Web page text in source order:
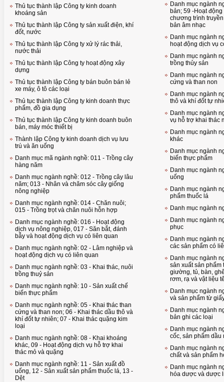
Thủ tục thành lập Công ty kinh doanh
khoáng sản
Thủ tục thành lập Công ty sản xuất điện, khí
đốt, nước
Thủ tục thành lập Công ty xử lý rác thải,
nước thải
Thủ tục thành lập Công ty hoạt động xây
dựng
Thủ tục thành lập Công ty bán buôn bán lẻ
xe máy, ô tô các loại
Thủ tục thành lập Công ty kinh doanh thực
phẩm, đồ gia dụng
Thủ tục thành lập Công ty kinh doanh buôn
bán, máy móc thiết bị
Thành lập Công ty kinh doanh dịch vụ lưu
trú và ăn uống
Danh mục mã ngành nghề: 011 - Trồng cây
hàng năm
Danh mục ngành nghề: 012 - Trồng cây lâu
năm; 013 - Nhân và chăm sóc cây giống
nông nghiệp
Danh mục ngành nghề: 014 - Chăn nuôi;
015 - Trồng trọt và chăn nuôi hỗn hợp
Danh mục ngành nghề: 016 - Hoạt động
dịch vụ nông nghiệp, 017 - Săn bắt, đánh
bẫy và hoạt động dịch vụ có liên quan
Danh mục ngành nghề: 02 - Lâm nghiệp và
hoạt động dịch vụ có liên quan
Danh mục ngành nghề: 03 - Khai thác, nuôi
trồng thuỷ sản
Danh mục ngành nghề: 10 - Sản xuất chế
biến thực phẩm
Danh mục ngành nghề: 05 - Khai thác than
cứng và than non; 06 - Khai thác dầu thô và
khí đốt tự nhiên; 07 - Khai thác quặng kim
loại
Danh muc ngành nghề: 08 - Khai khoáng
khác, 09 - Hoạt động dịch vụ hỗ trợ khai
thác mỏ và quặng
Danh mục ngành nghề: 11 - Sản xuất đồ
uống, 12 - Sản xuất sản phẩm thuốc lá, 13 -
Dệt
Danh mục ngành
bản; 59 -Hoạt
chương trình
bản âm nhạc
Danh mục ngành
hoạt động dịch vụ
Danh mục ngành
trồng thủy sản
Danh mục ngành
cứng và than non
Danh mục ngành
thô và khí đốt tự
Danh mục ngành
vụ hỗ trợ khai thác
Danh mục ngành
khác
Danh mục ngành
biến thực phẩm
Danh mục ngành
uống
Danh mục ngành
phẩm thuốc lá
Danh mục ngành
Danh mục ngành
phục
Danh mục ngành
các sản phẩm có
Danh mục ngành
sản xuất sản phẩm
giường, tủ, bàn,
rơm, rạ và vật liệu
Danh mục ngành
và sản phẩm từ
Danh mục ngành
bản ghi các loại
Danh mục ngành
cốc, sản phẩm dầu
Danh mục ngành
chất và sản phẩm
Danh mục ngành
hóa dược và dược